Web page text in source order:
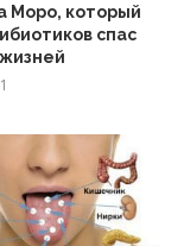
Моро, который
спас